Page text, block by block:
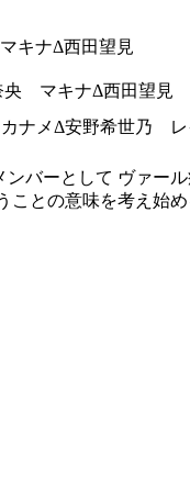
キナΔ西田望見
央 マキナΔ西田望見
ナメΔ安野希世乃
バーとして ヴァー
との意味を考え始め